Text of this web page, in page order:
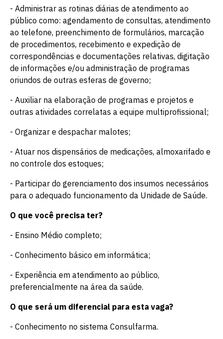
- Administrar as rotinas diárias de atendimento ao
público como: agendamento de consultas, atendimento
ao telefone, preenchimento de formulários, marcação
de procedimentos, recebimento e expedição de
correspondências e documentações relativas, digitação
de informações e/ou administração de programas
oriundos de outras esferas de governo;
- Auxiliar na elaboração de programas e projetos e
outras atividades correlatas a equipe multiprofissional;
- Organizar e despachar malotes;
- Atuar nos dispensários de medicações, almoxarifado e
no controle dos estoques;
- Participar do gerenciamento dos insumos necessários
para o adequado funcionamento da Unidade de Saúde.
O que você precisa ter?
- Ensino Médio completo;
- Conhecimento básico em informática;
- Experiência em atendimento ao público,
preferencialmente na área da saúde.
O que será um diferencial para esta vaga?
- Conhecimento no sistema Consulfarma.